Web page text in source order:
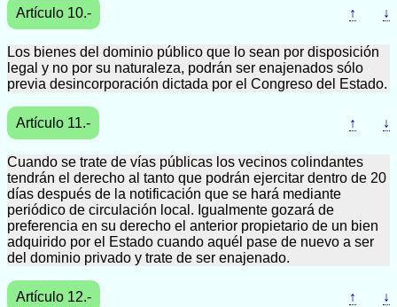
Artículo 10.- ↑ ↓
Los bienes del dominio público que lo sean por disposición
legal y no por su naturaleza, podrán ser enajenados sólo
previa desincorporación dictada por el Congreso del Estado.
Artículo 11.- ↑ ↓
Cuando se trate de vías públicas los vecinos colindantes
tendrán el derecho al tanto que podrán ejercitar dentro de 20
días después de la notificación que se hará mediante
periódico de circulación local. Igualmente gozará de
preferencia en su derecho el anterior propietario de un bien
adquirido por el Estado cuando aquél pase de nuevo a ser
del dominio privado y trate de ser enajenado.
Artículo 12.- ↑ ↓